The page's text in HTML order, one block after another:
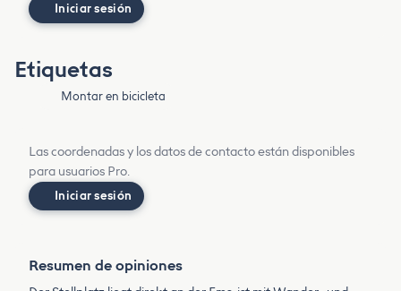
Iniciar sesión
Etiquetas
Montar en bicicleta
Las coordenadas y los datos de contacto están disponibles
para usuarios Pro.
Iniciar sesión
Resumen de opiniones